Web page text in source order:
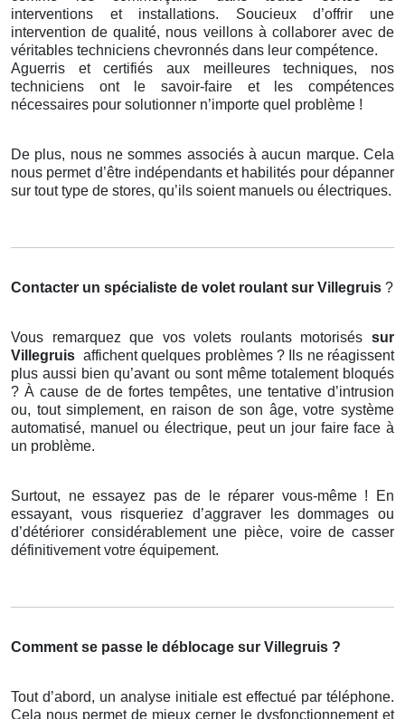
interventions et installations. Soucieux d’offrir une
intervention de qualité, nous veillons à collaborer avec de
véritables techniciens chevronnés dans leur compétence.
Aguerris et certifiés aux meilleures techniques, nos
techniciens ont le savoir-faire et les compétences
nécessaires pour solutionner n’importe quel problème !
De plus, nous ne sommes associés à aucun marque. Cela
nous permet d’être indépendants et habilités pour dépanner
sur tout type de stores, qu’ils soient manuels ou électriques.
Contacter un spécialiste de volet roulant sur Villegruis ?
Vous remarquez que vos volets roulants motorisés sur
Villegruis affichent quelques problèmes ? Ils ne réagissent
plus aussi bien qu’avant ou sont même totalement bloqués
? À cause de de fortes tempêtes, une tentative d’intrusion
ou, tout simplement, en raison de son âge, votre système
automatisé, manuel ou électrique, peut un jour faire face à
un problème.
Surtout, ne essayez pas de le réparer vous-même ! En
essayant, vous risqueriez d’aggraver les dommages ou
d’détériorer considérablement une pièce, voire de casser
définitivement votre équipement.
Comment se passe le déblocage sur Villegruis ?
Tout d’abord, un analyse initiale est effectué par téléphone.
Cela nous permet de mieux cerner le dysfonctionnement et